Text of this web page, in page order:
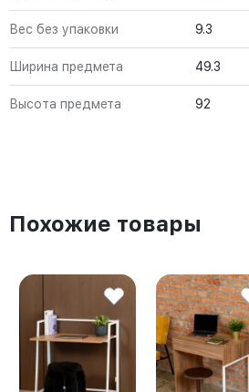
Вес без упаковки 9.3
Ширина предмета 49.3
Высота предмета 92
Похожие товары